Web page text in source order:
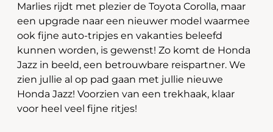
Marlies rijdt met plezier de Toyota Corolla, maar
een upgrade naar een nieuwer model waarmee
ook fijne auto-tripjes en vakanties beleefd
kunnen worden, is gewenst! Zo komt de Honda
Jazz in beeld, een betrouwbare reispartner. We
zien jullie al op pad gaan met jullie nieuwe
Honda Jazz! Voorzien van een trekhaak, klaar
voor heel veel fijne ritjes!